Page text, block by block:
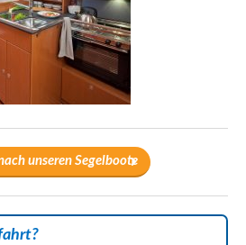
unseren Segelboote